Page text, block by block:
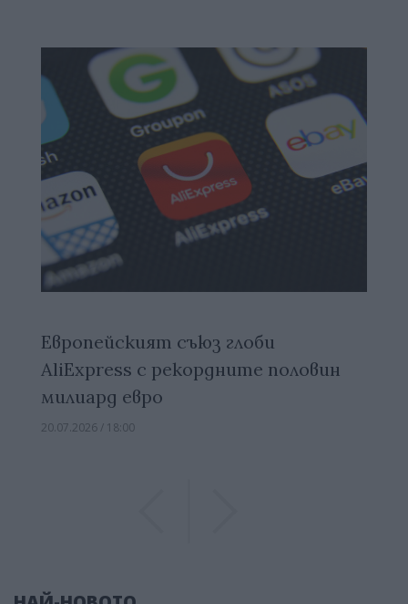
Европейският съюз глоби
AliExpress с рекордните половин
милиард евро
20.07.2026 / 18:00